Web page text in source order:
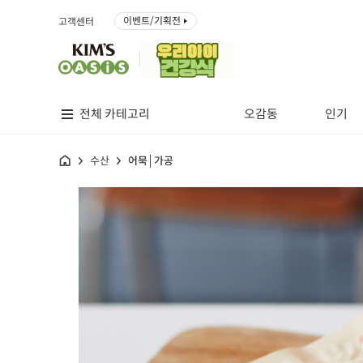
고객센터 이벤트/기획전
전체 카테고리 오감동 인기
홈 수산 어묵│가공